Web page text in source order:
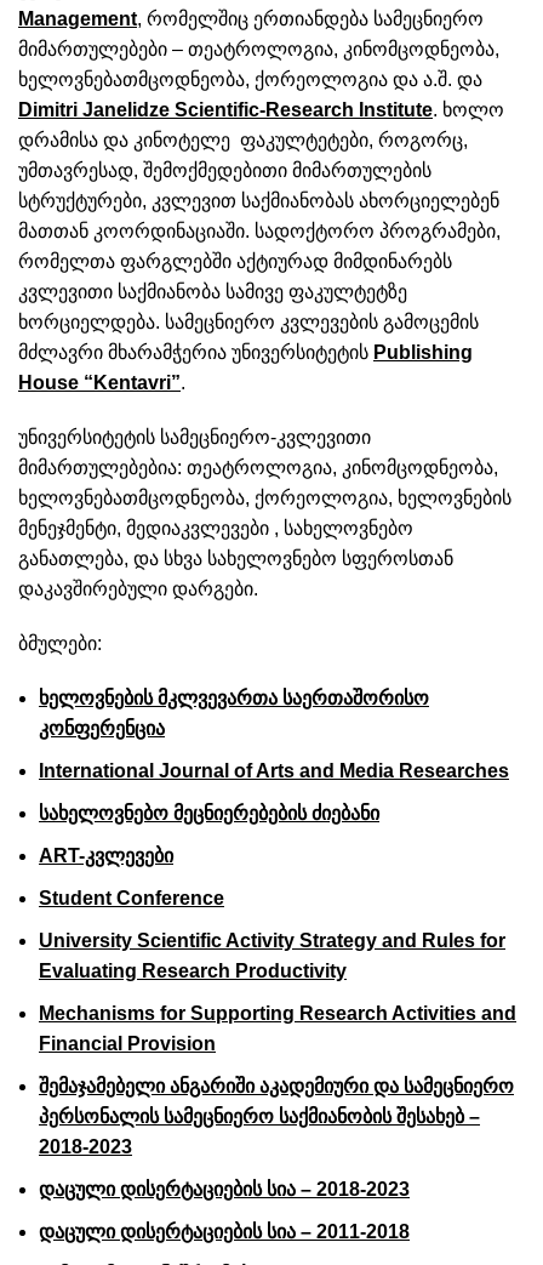
Management, რომელშიც ერთიანდება სამეცნიერო
მიმართულებები – თეატროლოგია, კინომცოდნეობა,
ხელოვნებათმცოდნეობა, ქორეოლოგია და ა.შ. და
Dimitri Janelidze Scientific-Research Institute. ხოლო
დრამისა და კინოტელე ფაკულტეტები, როგორც,
უმთავრესად, შემოქმედებითი მიმართულების
სტრუქტურები, კვლევით საქმიანობას ახორციელებენ
მათთან კოორდინაციაში. სადოქტორო პროგრამები,
რომელთა ფარგლებში აქტიურად მიმდინარებს
კვლევითი საქმიანობა სამივე ფაკულტეტზე
ხორციელდება. სამეცნიერო კვლევების გამოცემის
მძლავრი მხარამჭერია უნივერსიტეტის Publishing
House “Kentavri”.
უნივერსიტეტის სამეცნიერო-კვლევითი
მიმართულებებია: თეატროლოგია, კინომცოდნეობა,
ხელოვნებათმცოდნეობა, ქორეოლოგია, ხელოვნების
მენეჯმენტი, მედიაკვლევები , სახელოვნებო
განათლება, და სხვა სახელოვნებო სფეროსთან
დაკავშირებული დარგები.
ბმულები:
ხელოვნების მკლვევართა საერთაშორისო
კონფერენცია
International Journal of Arts and Media Researches
სახელოვნებო მეცნიერებების ძიებანი
ART-კვლევები
Student Conference
University Scientific Activity Strategy and Rules for
Evaluating Research Productivity
Mechanisms for Supporting Research Activities and
Financial Provision
შემაჯამებელი ანგარიში აკადემიური და სამეცნიერო
პერსონალის სამეცნიერო საქმიანობის შესახებ –
2018-2023
დაცული დისერტაციების სია – 2018-2023
დაცული დისერტაციების სია – 2011-2018